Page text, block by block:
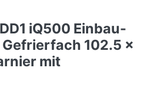
iQ500 Einbau-
102.5 x
mit